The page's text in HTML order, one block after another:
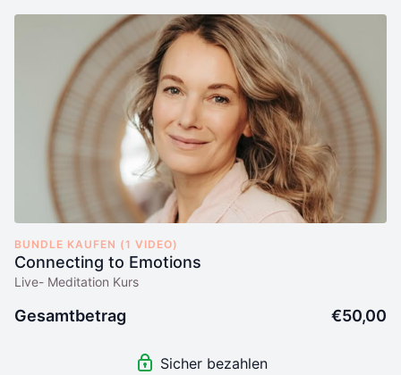
BUNDLE KAUFEN (1 VIDEO)
Connecting to Emotions
Live- Meditation Kurs
Gesamtbetrag €50,00
Sicher bezahlen